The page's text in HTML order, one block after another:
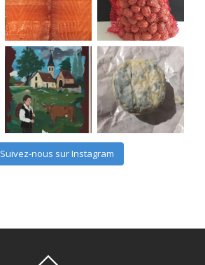
Suivez-nous sur Instagram